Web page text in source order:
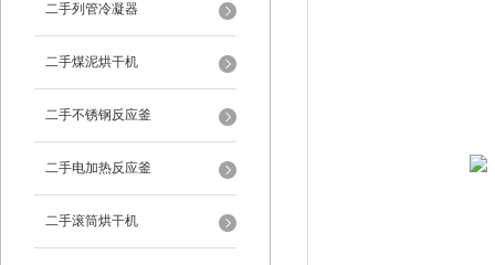
二手列管冷凝器
二手煤泥烘干机
二手不锈钢反应釜
二手电加热反应釜
二手滚筒烘干机